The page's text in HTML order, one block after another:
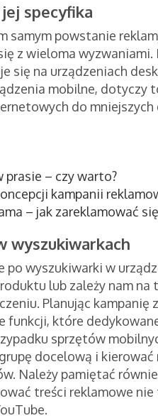
specyfika
samym powstanie
z wieloma
się na urządzeniach
mobilne, dotyczy
do mniejszych
prasie – czy warto?
kampanii
– jak zareklamować
wyszukiwarkach
po wyszukiwarki w
lub zależy nam na
Planując kampanię
funkcji, które
sprzętów
docelową i
Należy pamiętać
treści reklamowe